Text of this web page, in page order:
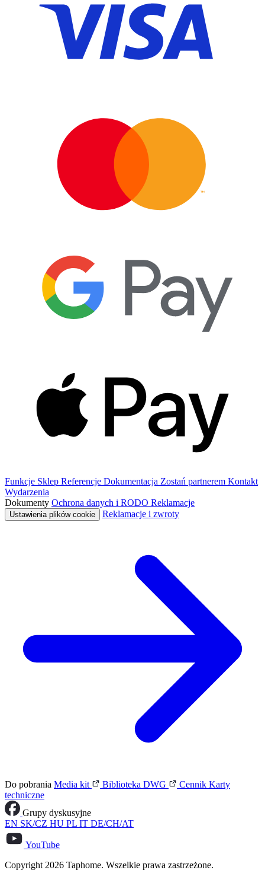
Funkcje Sklep Referencje Dokumentacja Zostań partnerem Kontakt
Wydarzenia
Dokumenty Ochrona danych i RODO Reklamacje
Ustawienia plików cookie Reklamacje i zwroty
Do pobrania Media kit Biblioteka DWG Cennik Karty
techniczne
Grupy dyskusyjne
EN SK/CZ HU PL IT DE/CH/AT
YouTube
Copyright 2026 Taphome. Wszelkie prawa zastrzeżone.